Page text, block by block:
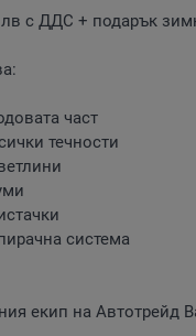
с ДДС + подарък
част
течности
система
екип на Автотрейд